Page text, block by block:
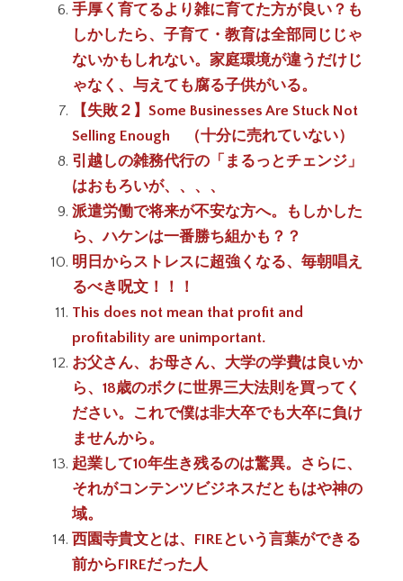
手厚く育てるより雑に育てた方が良い？も
しかしたら、子育て・教育は全部同じじゃ
ないかもしれない。家庭環境が違うだけじ
ゃなく、与えても腐る子供がいる。
【失敗２】Some Businesses Are Stuck Not
Selling Enough （十分に売れていない）
引越しの雑務代行の「まるっとチェンジ」
はおもろいが、、、、
派遣労働で将来が不安な方へ。もしかした
ら、ハケンは一番勝ち組かも？？
明日からストレスに超強くなる、毎朝唱え
るべき呪文！！！
This does not mean that profit and
profitability are unimportant.
お父さん、お母さん、大学の学費は良いか
ら、18歳のボクに世界三大法則を買ってく
ださい。これで僕は非大卒でも大卒に負け
ませんから。
起業して10年生き残るのは驚異。さらに、
それがコンテンツビジネスだともはや神の
域。
西園寺貴文とは、FIREという言葉ができる
前からFIREだった人